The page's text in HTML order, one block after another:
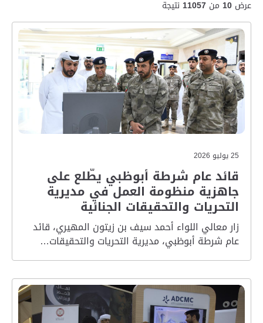
عرض 10 من 11057 نتيجة
25 يوليو 2026
قائد عام شرطة أبوظبي يطّلع على
جاهزية منظومة العمل في مديرية
التحريات والتحقيقات الجنائية
زار معالي اللواء أحمد سيف بن زيتون المهيري، قائد
عام شرطة أبوظبي، مديرية التحريات والتحقيقات…